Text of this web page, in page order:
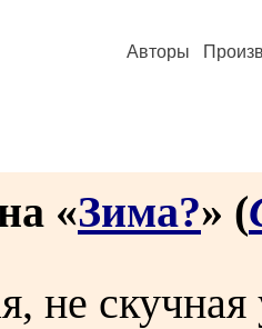
Авторы
«Зима?» (
не